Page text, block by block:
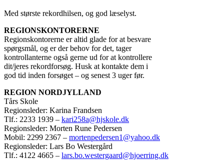
Med største rekordhilsen, og god læselyst.
REGIONSKONTORERNE
Regionskontorerne er altid glade for at besvare
spørgsmål, og er der behov for det, tager
kontrollanterne også gerne ud for at kontrollere
dit/jeres rekordforsøg. Husk at kontakte dem i
god tid inden forsøget – og senest 3 uger før.
REGION NORDJYLLAND
Tårs Skole
Regionsleder: Karina Frandsen
Tlf.: 2233 1939 – kari258a@hjskole.dk
Regionsleder: Morten Rune Pedersen
Mobil: 2299 2367 – mortenpedersen1@yahoo.dk
Regionsleder: Lars Bo Westergård
Tlf.: 4122 4665 – lars.bo.westergaard@hjoerring.dk